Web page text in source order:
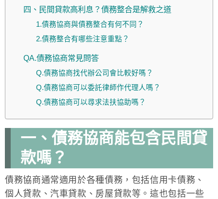
四、民間貸款高利息？債務整合是解救之道
1.債務協商與債務整合有何不同？
2.債務整合有哪些注意重點？
QA.債務協商常見問答
Q.債務協商找代辦公司會比較好嗎？
Q.債務協商可以委託律師作代理人嗎？
Q.債務協商可以尋求法扶協助嗎？
一、債務協商能包含民間貸
款嗎？
債務協商通常適用於各種債務，包括信用卡債務、
個人貸款、汽車貸款、房屋貸款等。這也包括一些